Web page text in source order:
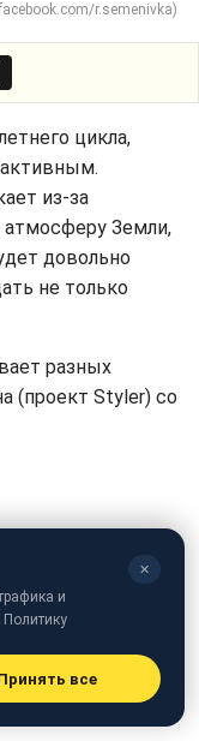
r.semenivka)
цикла,
из-за
Земли,
довольно
не только
разных
(проект Styler) со
✕
и
Политику
все